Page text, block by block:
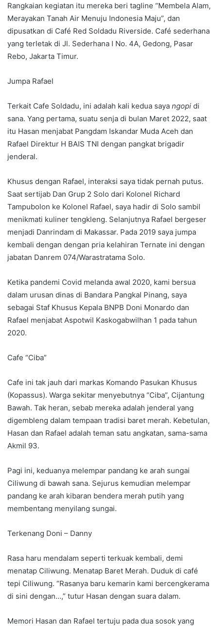
Rangkaian kegiatan itu mereka beri tagline “Membela Alam,
Merayakan Tanah Air Menuju Indonesia Maju”, dan
dipusatkan di Café Red Soldadu Riverside. Café sederhana
yang terletak di Jl. Sederhana I No. 4A, Gedong, Pasar
Rebo, Jakarta Timur.
Jumpa Rafael
Terkait Cafe Soldadu, ini adalah kali kedua saya ngopi di
sana. Yang pertama, suatu senja di bulan Maret 2022, saat
itu Hasan menjabat Pangdam Iskandar Muda Aceh dan
Rafael Direktur H BAIS TNI dengan pangkat brigadir
jenderal.
Khusus dengan Rafael, interaksi saya tidak pernah putus.
Saat sertijab Dan Grup 2 Solo dari Kolonel Richard
Tampubolon ke Kolonel Rafael, saya hadir di Solo sambil
menikmati kuliner tengkleng. Selanjutnya Rafael bergeser
menjadi Danrindam di Makassar. Pada 2019 saya jumpa
kembali dengan dengan pria kelahiran Ternate ini dengan
jabatan Danrem 074/Warastratama Solo.
Ketika pandemi Covid melanda awal 2020, kami bersua
dalam urusan dinas di Bandara Pangkal Pinang, saya
sebagai Staf Khusus Kepala BNPB Doni Monardo dan
Rafael menjabat Aspotwil Kaskogabwilhan 1 pada tahun
2020.
Cafe “Ciba”
Cafe ini tak jauh dari markas Komando Pasukan Khusus
(Kopassus). Warga sekitar menyebutnya “Ciba”, Cijantung
Bawah. Tak heran, sebab mereka adalah jenderal yang
digembleng dalam tempaan tradisi baret merah. Kebetulan,
Hasan dan Rafael adalah teman satu angkatan, sama-sama
Akmil 93.
Pagi ini, keduanya melempar pandang ke arah sungai
Ciliwung di bawah sana. Sejurus kemudian melempar
pandang ke arah kibaran bendera merah putih yang
membentang menyilang sungai.
Terkenang Doni – Danny
Rasa haru mendalam seperti terkuak kembali, demi
menatap Ciliwung. Menatap Baret Merah. Duduk di café
tepi Ciliwung. “Rasanya baru kemarin kami bercengkerama
di sini dengan…,” tutur Hasan dengan suara dalam.
Memori Hasan dan Rafael tertuju pada dua sosok yang